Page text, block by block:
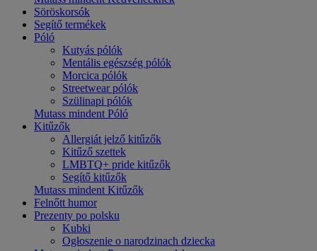
Söröskorsók
Segítő termékek
Póló
Kutyás pólók
Mentális egészség pólók
Morcica pólók
Streetwear pólók
Szülinapi pólók
Mutass mindent Póló
Kitűzők
Allergiát jelző kitűzők
Kitűző szettek
LMBTQ+ pride kitűzők
Segítő kitűzők
Mutass mindent Kitűzők
Felnőtt humor
Prezenty po polsku
Kubki
Ogłoszenie o narodzinach dziecka